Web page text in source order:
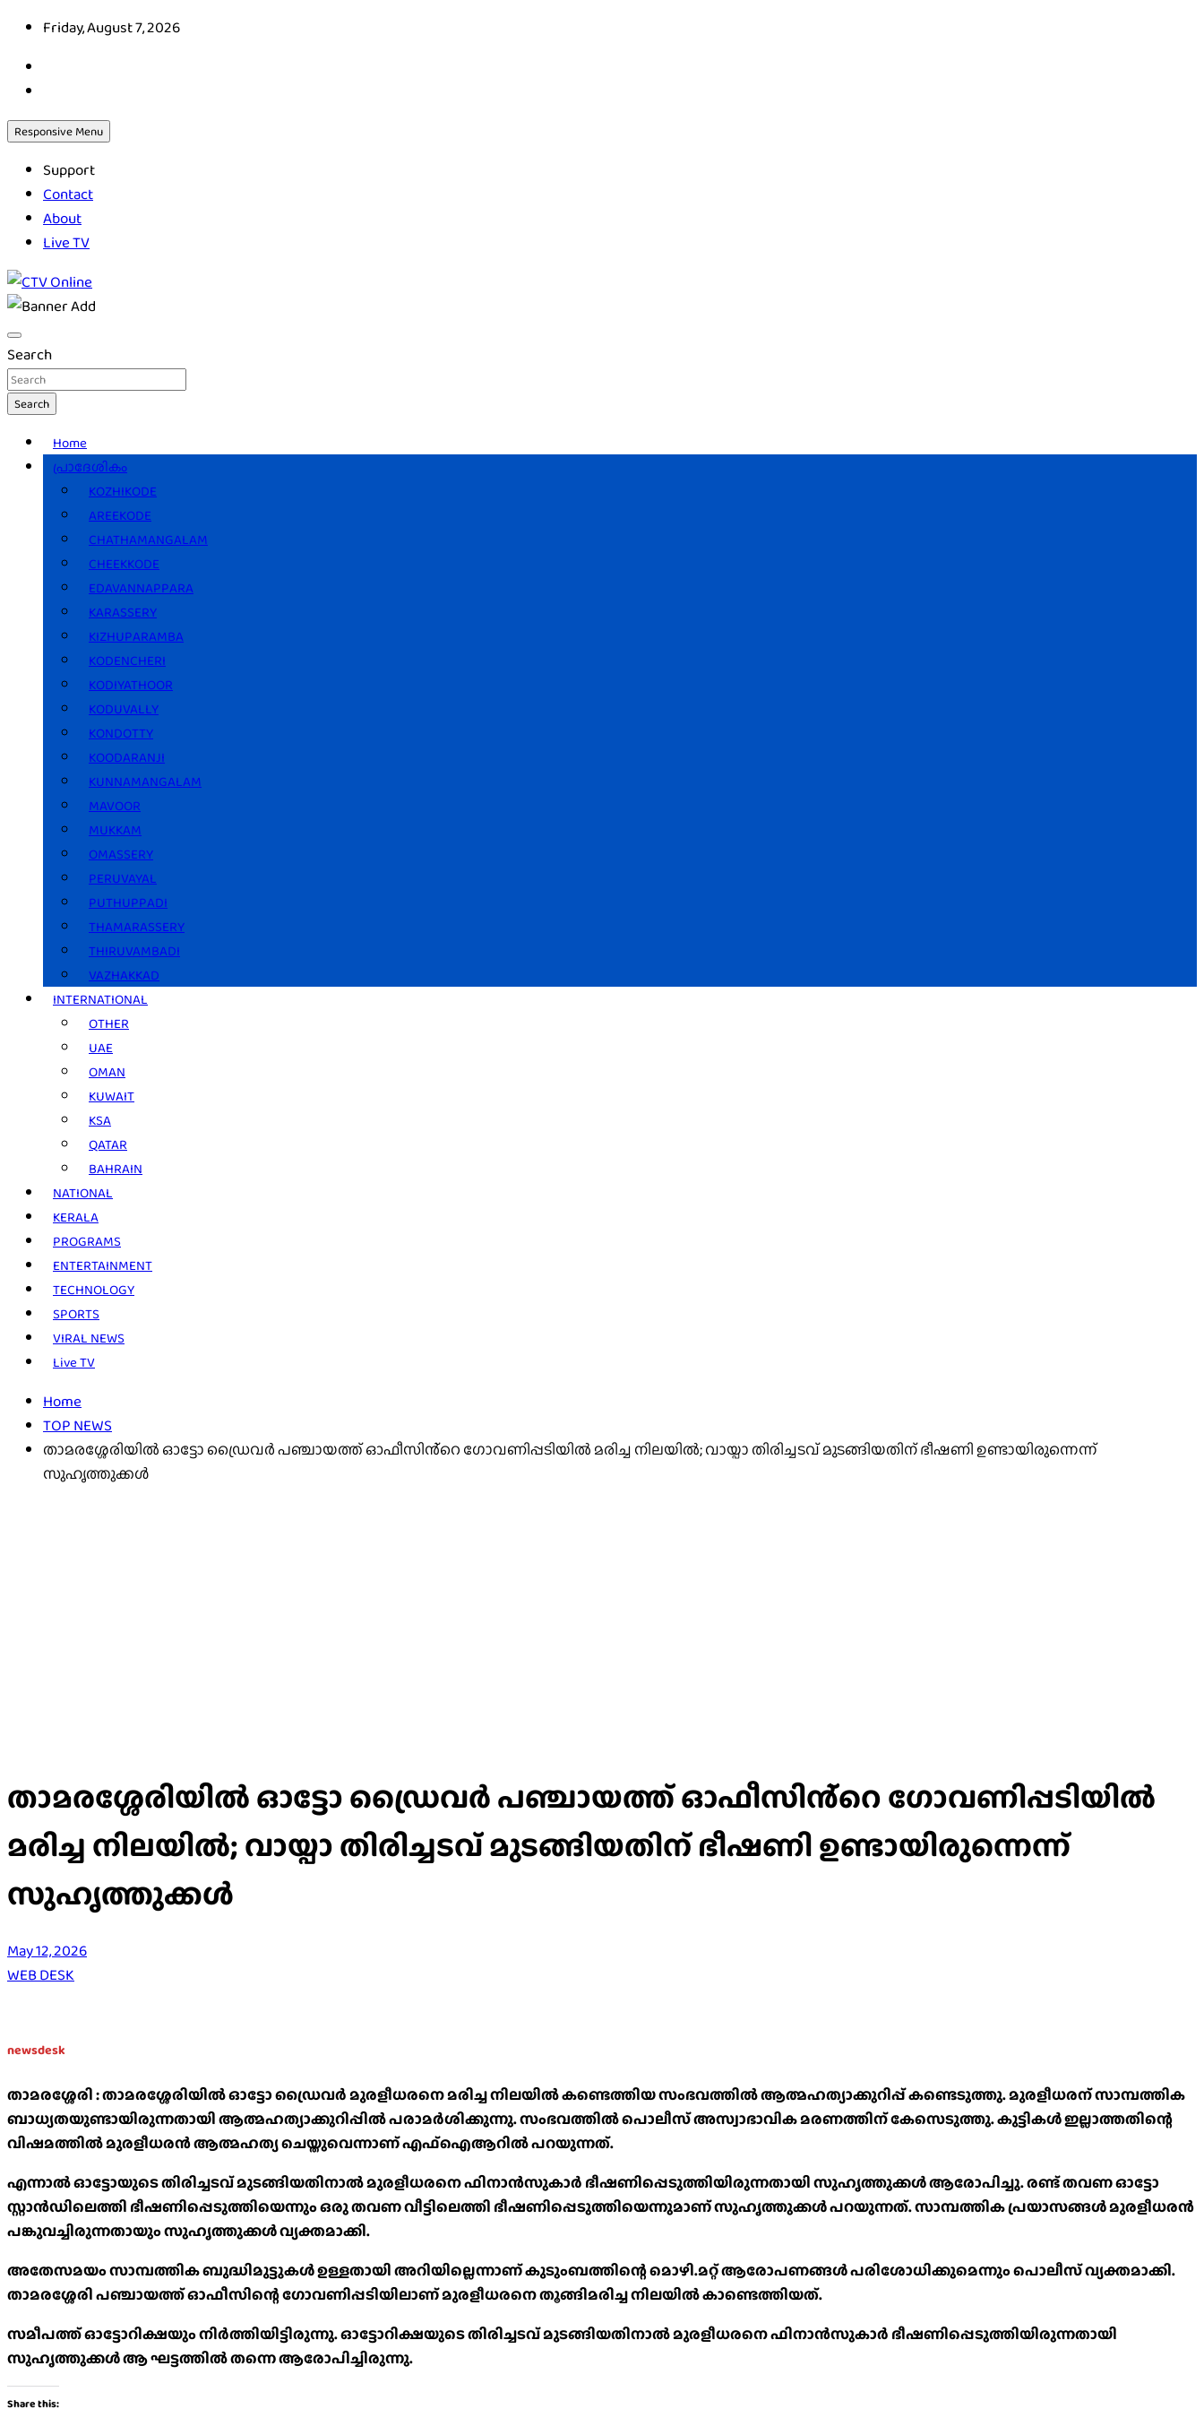
Skip
content
Friday, August 7, 2026
Responsive Menu
Support
Contact
About
Live TV
CTV Online
Search
Search
Home
പ്രാദേശികം
KOZHIKODE
AREEKODE
CHATHAMANGALAM
CHEEKKODE
EDAVANNAPPARA
KARASSERY
KIZHUPARAMBA
KODENCHERI
KODIYATHOOR
KODUVALLY
KONDOTTY
KOODARANJI
KUNNAMANGALAM
MAVOOR
MUKKAM
OMASSERY
PERUVAYAL
PUTHUPPADI
THAMARASSERY
THIRUVAMBADI
VAZHAKKAD
INTERNATIONAL
OTHER
UAE
OMAN
KUWAIT
KSA
QATAR
BAHRAIN
NATIONAL
KERALA
PROGRAMS
ENTERTAINMENT
TECHNOLOGY
SPORTS
VIRAL NEWS
Live TV
Home
TOP NEWS
താമരശ്ശേരിയിൽ ഓട്ടോ ഡ്രൈവര്‍ പഞ്ചായത്ത് ഓഫീസിൻ്റെ ഗോവണിപ്പടിയിൽ മരിച്ച നിലയിൽ; വായ്പാ തിരിച്ചടവ് മുടങ്ങിയതിന് ഭീഷണി ഉണ്ടായിരുന്നെന്ന്
സുഹൃത്തുക്കൾ
താമരശ്ശേരിയിൽ ഓട്ടോ ഡ്രൈവര്‍ പഞ്ചായത്ത് ഓഫീസിൻ്റെ ഗോവണിപ്പടിയിൽ
മരിച്ച നിലയിൽ; വായ്പാ തിരിച്ചടവ് മുടങ്ങിയതിന് ഭീഷണി ഉണ്ടായിരുന്നെന്ന്
സുഹൃത്തുക്കൾ
May 12, 2026
WEB DESK
newsdesk
താമരശ്ശേരി : താമരശ്ശേരിയില്‍ ഓട്ടോ ഡ്രൈവർ മുരളീധരനെ മരിച്ച നിലയില്‍ കണ്ടെത്തിയ സംഭവത്തില്‍ ആത്മഹത്യാക്കുറിപ്പ് കണ്ടെടുത്തു. മുരളീധരന് സാമ്പത്തിക
ബാധ്യതയുണ്ടായിരുന്നതായി ആത്മഹത്യാക്കുറിപ്പില്‍ പരാമര്‍ശിക്കുന്നു. സംഭവത്തില്‍ പൊലീസ് അസ്വാഭാവിക മരണത്തിന് കേസെടുത്തു. കുട്ടികള്‍ ഇല്ലാത്തതിന്റെ
വിഷമത്തില്‍ മുരളീധരന്‍ ആത്മഹത്യ ചെയ്തുവെന്നാണ് എഫ്‌ഐആറില്‍ പറയുന്നത്.
എന്നാല്‍ ഓട്ടോയുടെ തിരിച്ചടവ് മുടങ്ങിയതിനാൽ മുരളീധരനെ ഫിനാൻസുകാർ ഭീഷണിപ്പെടുത്തിയിരുന്നതായി സുഹൃത്തുക്കൾ ആരോപിച്ചു. രണ്ട് തവണ ഓട്ടോ
സ്റ്റാൻഡിലെത്തി ഭീഷണിപ്പെടുത്തിയെന്നും ഒരു തവണ വീട്ടിലെത്തി ഭീഷണിപ്പെടുത്തിയെന്നുമാണ് സുഹൃത്തുക്കൾ പറയുന്നത്. സാമ്പത്തിക പ്രയാസങ്ങൾ മുരളീധരൻ
പങ്കുവച്ചിരുന്നതായും സുഹൃത്തുക്കൾ വ്യക്തമാക്കി.
അതേസമയം സാമ്പത്തിക ബുദ്ധിമുട്ടുകള്‍ ഉള്ളതായി അറിയില്ലെന്നാണ് കുടുംബത്തിന്റെ മൊഴി.മറ്റ് ആരോപണങ്ങൾ പരിശോധിക്കുമെന്നും പൊലീസ് വ്യക്തമാക്കി.
താമരശ്ശേരി പഞ്ചായത്ത് ഓഫീസിന്റെ ഗോവണിപ്പടിയിലാണ് മുരളീധരനെ തൂങ്ങിമരിച്ച നിലയില്‍ കാണ്ടെത്തിയത്.
സമീപത്ത് ഓട്ടോറിക്ഷയും നിര്‍ത്തിയിട്ടിരുന്നു. ഓട്ടോറിക്ഷയുടെ തിരിച്ചടവ് മുടങ്ങിയതിനാല്‍ മുരളീധരനെ ഫിനാന്‍സുകാര്‍ ഭീഷണിപ്പെടുത്തിയിരുന്നതായി
സുഹൃത്തുക്കള്‍ ആ ഘട്ടത്തിൽ തന്നെ ആരോപിച്ചിരുന്നു.
Share this: